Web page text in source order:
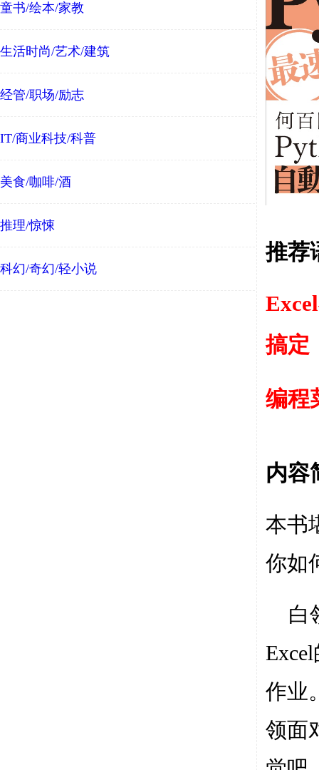
童书/绘本/家教
生活时尚/艺术/建筑
经管/职场/励志
IT/商业科技/科普
美食/咖啡/酒
推理/惊悚
科幻/奇幻/轻小说
推荐
Excel
搞定
编程
内容
本书
你如
白
Excel
作业
领面